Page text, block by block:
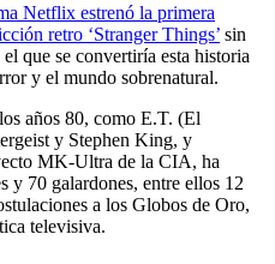
Netflix estrenó la primera
retro ‘Stranger Things’ sin
que se convertiría esta historia
y el mundo sobrenatural.
años 80, como E.T. (El
y Stephen King, y
MK-Ultra de la CIA, ha
y 70 galardones, entre ellos 12
a los Globos de Oro,
televisiva.